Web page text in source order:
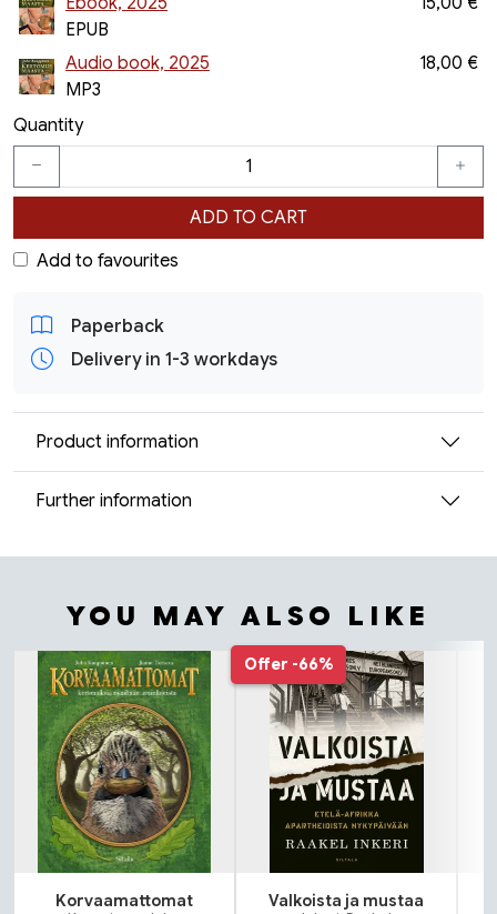
EPUB
Audio book, 2025
MP3
18,00 €
Quantity
ADD TO CART
Add to favourites
Paperback
Delivery in 1-3 workdays
Product information
Further information
YOU MAY ALSO LIKE
Tuoteluettelon alku
Korvaamattomat
Offer -66%
Valkoista ja mustaa